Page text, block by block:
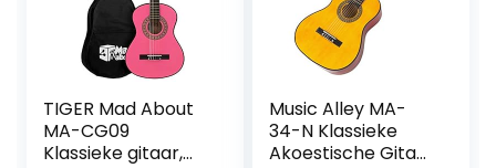
TIGER Mad About
MA-CG09
Klassieke gitaar,
Music Alley MA-
34-N Klassieke
Akoestische Gitaar